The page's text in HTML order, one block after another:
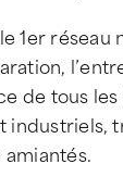
1er réseau
de tous
industriels,